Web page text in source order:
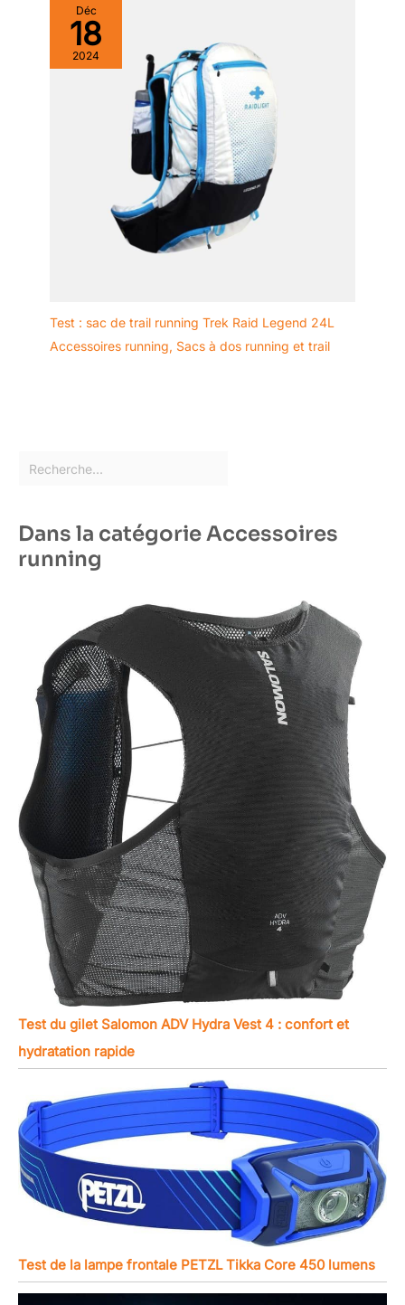
Déc
18
2024
Test : sac de trail running Trek Raid Legend 24L
Accessoires running, Sacs à dos running et trail
Dans la catégorie Accessoires
running
Test du gilet Salomon ADV Hydra Vest 4 : confort et
hydratation rapide
Test de la lampe frontale PETZL Tikka Core 450 lumens